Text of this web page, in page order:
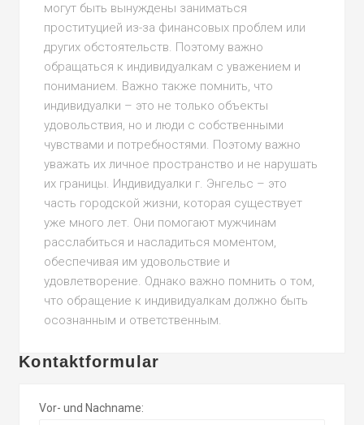
могут быть вынуждены заниматься
проституцией из-за финансовых проблем или
других обстоятельств. Поэтому важно
обращаться к индивидуалкам с уважением и
пониманием. Важно также помнить, что
индивидуалки – это не только объекты
удовольствия, но и люди с собственными
чувствами и потребностями. Поэтому важно
уважать их личное пространство и не нарушать
их границы. Индивидуалки г. Энгельс – это
часть городской жизни, которая существует
уже много лет. Они помогают мужчинам
расслабиться и насладиться моментом,
обеспечивая им удовольствие и
удовлетворение. Однако важно помнить о том,
что обращение к индивидуалкам должно быть
осознанным и ответственным.
Kontaktformular
Vor- und Nachname: